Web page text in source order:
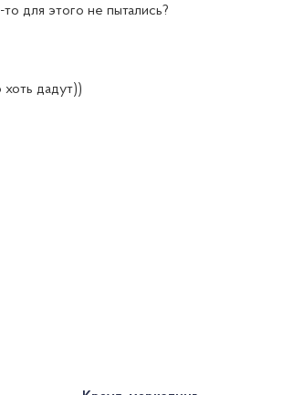
для этого не пытались?
дадут))